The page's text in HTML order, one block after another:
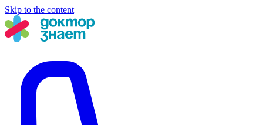
Skip to the content